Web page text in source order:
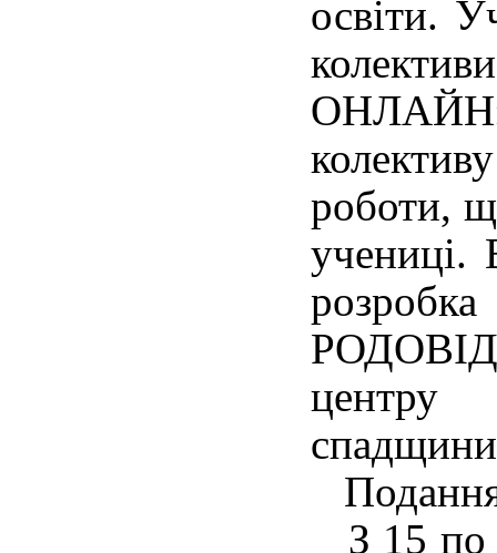
освіти.
роботи,
учениці.
центру
Подання
З 15 по